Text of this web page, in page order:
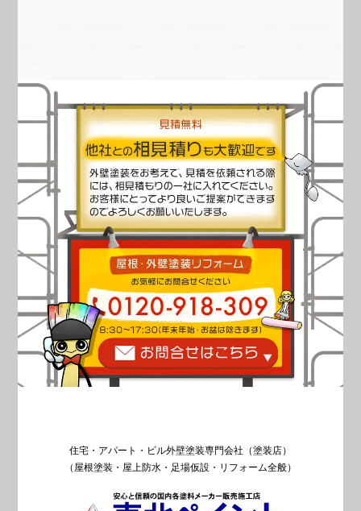
住宅・アパート・ビル外壁塗装専門会社（塗装店）
（屋根塗装・屋上防水・足場仮設・リフォーム全般）